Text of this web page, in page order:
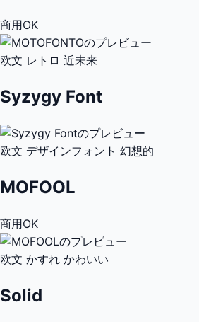
商用OK
欧文 レトロ 近未来
Syzygy Font
欧文 デザインフォント 幻想的
MOFOOL
商用OK
欧文 かすれ かわいい
Solid